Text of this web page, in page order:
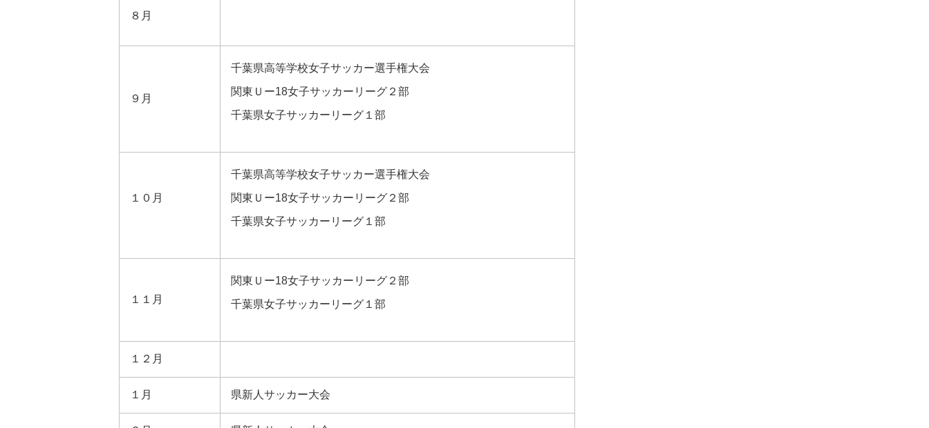
８月
９月
千葉県高等学校女子サッカー選手権大会
関東Ｕー18女子サッカーリーグ２部
千葉県女子サッカーリーグ１部
１０月
千葉県高等学校女子サッカー選手権大会
関東Ｕー18女子サッカーリーグ２部
千葉県女子サッカーリーグ１部
１１月
関東Ｕー18女子サッカーリーグ２部
千葉県女子サッカーリーグ１部
１２月
１月 県新人サッカー大会